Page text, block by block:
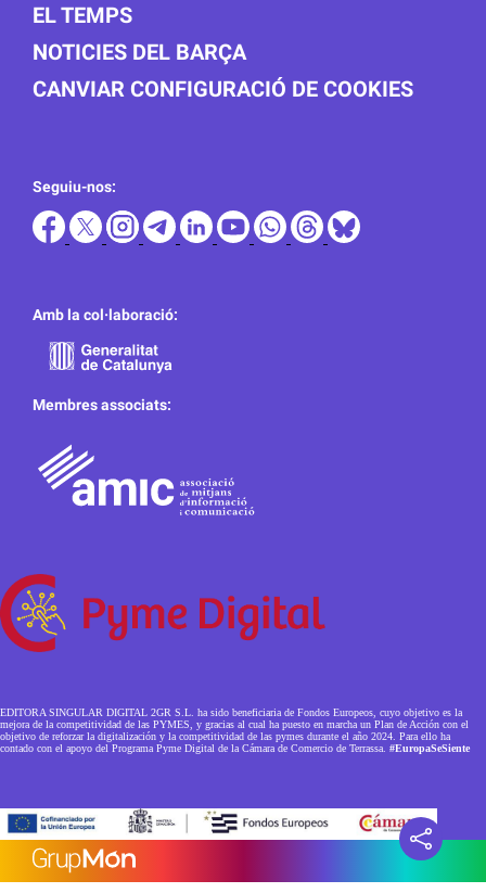
EL TEMPS
NOTICIES DEL BARÇA
CANVIAR CONFIGURACIÓ DE COOKIES
Seguiu-nos:
Amb la col·laboració:
Membres associats:
EDITORA SINGULAR DIGITAL 2GR S.L. ha sido beneficiaria de Fondos Europeos, cuyo objetivo es la
mejora de la competitividad de las PYMES, y gracias al cual ha puesto en marcha un Plan de Acción con el
objetivo de reforzar la digitalización y la competitividad de las pymes durante el año 2024. Para ello ha
contado con el apoyo del Programa Pyme Digital de la Cámara de Comercio de Terrassa. #EuropaSeSiente